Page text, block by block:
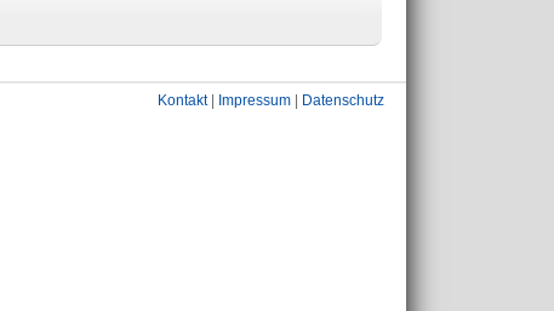
Kontakt| Impressum Datenschutz